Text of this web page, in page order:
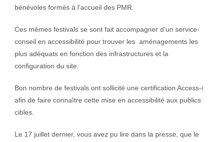
bénévoles formés à l’accueil des PMR.
Ces mêmes festivals se sont fait accompagner d’un service-
conseil en accessibilité pour trouver les aménagements les
plus adéquats en fonction des infrastructures et la
configuration du site.
Bon nombre de festivals ont sollicité une certification Access-i
afin de faire connaître cette mise en accessibilité aux publics
cibles.
Le 17 juillet dernier, vous avez pu lire dans la presse, que le